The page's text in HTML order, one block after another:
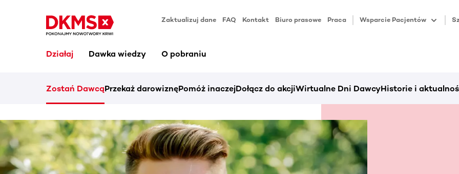
Zaktualizuj dane FAQ Kontakt Biuro prasowe Praca Wsparcie Pacjentów
Działaj Dawka wiedzy O pobraniu
Zostań DawcąPrzekaż darowiznęPomóż inaczejDołącz do akcjiWirtualne Dni DawcyHistorie i